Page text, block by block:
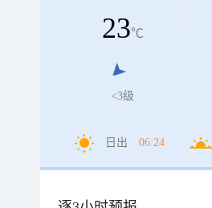
23℃
<3级
日出 06:24